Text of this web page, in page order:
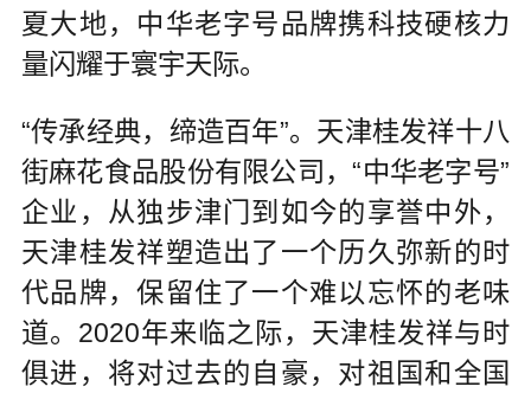
夏大地，中华老字号品牌携科技硬核力
量闪耀于寰宇天际。
“传承经典，缔造百年”。天津桂发祥十八
街麻花食品股份有限公司，“中华老字号”
企业，从独步津门到如今的享誉中外，
天津桂发祥塑造出了一个历久弥新的时
代品牌，保留住了一个难以忘怀的老味
道。2020年来临之际，天津桂发祥与时
俱进，将对过去的自豪，对祖国和全国